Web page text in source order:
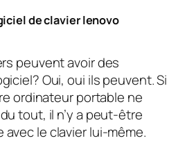
de clavier lenovo
peuvent avoir des
Oui, oui ils peuvent. Si
ordinateur portable ne
tout, il n’y a peut-être
le clavier lui-même.